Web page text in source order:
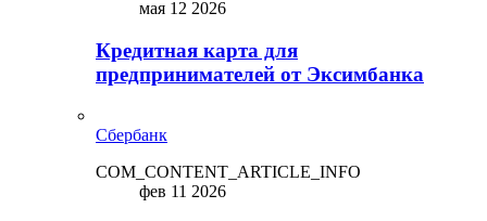
мая 12 2026
Кредитная карта для
предпринимателей от Эксимбанка
Сбербанк
COM_CONTENT_ARTICLE_INFO
фев 11 2026